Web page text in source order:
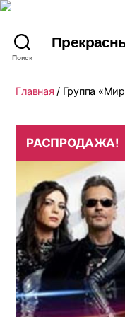
Поиск
Главная / Группа
РАСПРОДАЖА!